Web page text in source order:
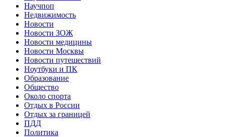
Научпоп
Недвижимость
Новости
Новости ЗОЖ
Новости медицины
Новости Москвы
Новости путешествий
Ноутбуки и ПК
Образование
Общество
Около спорта
Отдых в России
Отдых за границей
ПДД
Политика